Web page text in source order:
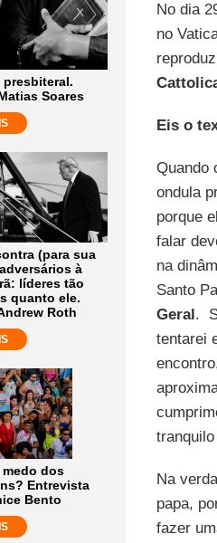
presbiteral.
Soares
(para sua
à
líderes tão
quanto ele.
Roth
medo dos
Entrevista
Bento
No dia
no
Eis o
Quando
ondula
porque
falar
na
Santo
Geral.
tentarei
Na
papa,
fazer